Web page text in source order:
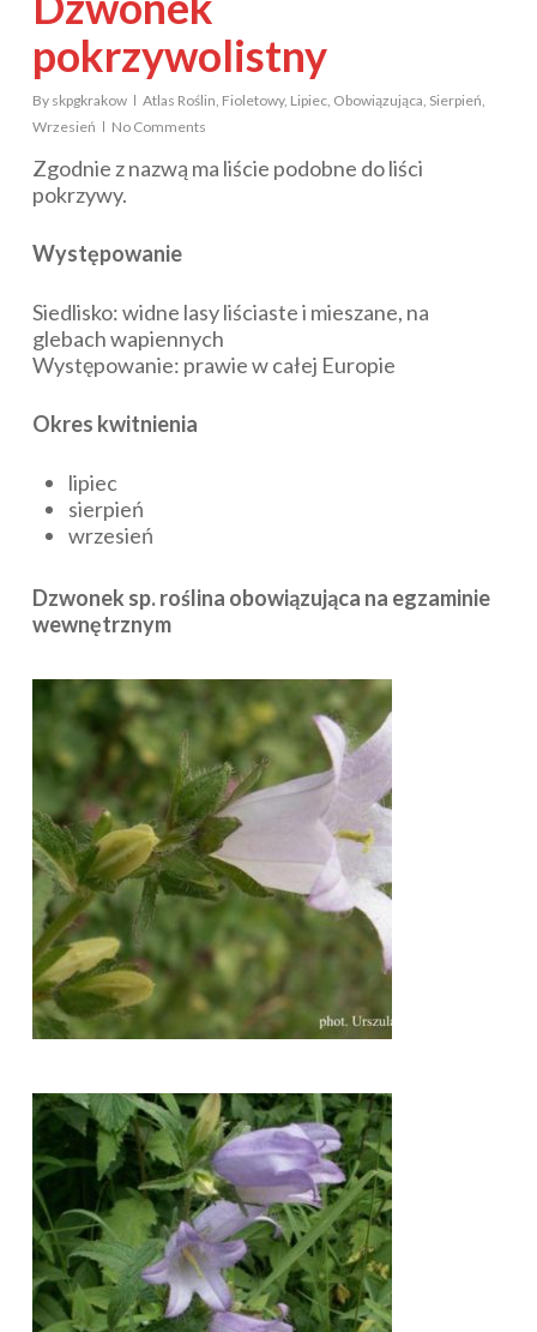
pokrzywolistny
By skpgkrakow Atlas Roślin, Fioletowy, Lipiec, Obowiązująca, Sierpień,
Wrzesień
No Comments
Zgodnie z nazwą ma liście podobne do liści
pokrzywy.
Występowanie
Siedlisko: widne lasy liściaste i mieszane, na
glebach wapiennych
Występowanie: prawie w całej Europie
Okres kwitnienia
lipiec
sierpień
wrzesień
Dzwonek sp. roślina obowiązująca na egzaminie
wewnętrznym